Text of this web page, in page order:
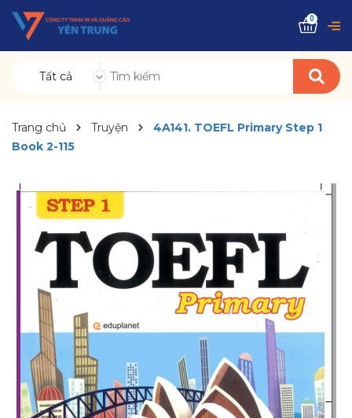
Tất cả
0
Trang chủ Truyện
4A141. TOEFL Primary Step 1
Book 2-115